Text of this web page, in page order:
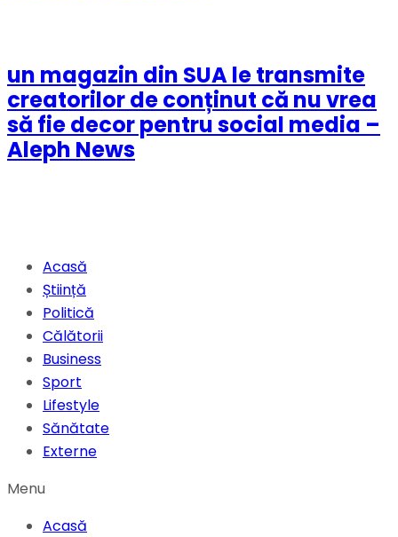
un magazin din SUA le transmite
creatorilor de conținut că nu vrea
să fie decor pentru social media –
Aleph News
Acasă
Știință
Politică
Călătorii
Business
Sport
Lifestyle
Sănătate
Externe
Menu
Acasă